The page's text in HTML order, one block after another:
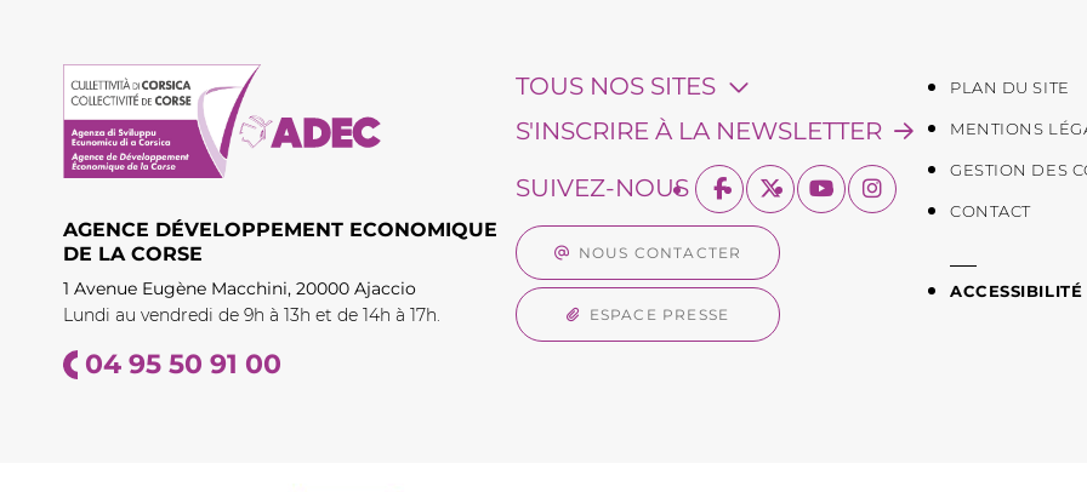
AGENCE DÉVELOPPEMENT ECONOMIQUE
DE LA CORSE
1 Avenue Eugène Macchini, 20000 Ajaccio
Lundi au vendredi de 9h à 13h et de 14h à 17h.
04 95 50 91 00
TOUS NOS SITES
S'INSCRIRE À LA NEWSLETTER
SUIVEZ-NOUS
NOUS CONTACTER
ESPACE PRESSE
PLAN DU SITE
MENTIONS
GESTION DES
CONTACT